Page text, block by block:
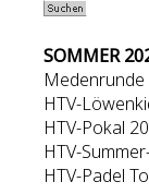
SOMMER
Medenrunde
HTV-
HTV-Pokal
HTV-
HTV-Padel